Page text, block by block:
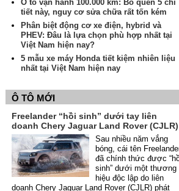
Ô tô vận hành 100.000 km: Bỏ quên 5 chi
tiết này, nguy cơ sửa chữa rất tốn kém
Phân biệt động cơ xe điện, hybrid và
PHEV: Đâu là lựa chọn phù hợp nhất tại
Việt Nam hiện nay?
5 mẫu xe máy Honda tiết kiệm nhiên liệu
nhất tại Việt Nam hiện nay
Ô TÔ MỚI
Freelander “hồi sinh” dưới tay liên
doanh Chery Jaguar Land Rover (CJLR)
Sau nhiều năm vắng
bóng, cái tên
đã chính thức được
sinh” dưới một thương
hiệu độc lập do liên
doanh Chery Jaguar Land Rover (CJLR) phát